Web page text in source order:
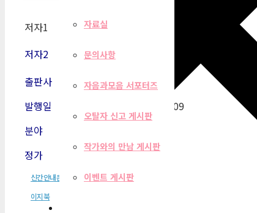
자료실
문의사항
자음과모음 서포터즈
오탈자 신고 게시판
작가와의 만남 게시판
이벤트 게시판
저자1
저자2
출판사
이지북
발행일
2006-02-09
분야
정가
15,000원
신간안내문
이지북